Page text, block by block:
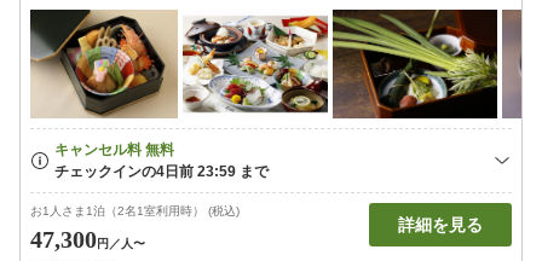
お1人さま1泊（2名1室利用時） (税込)
47,300円 ／人〜
詳細を見る